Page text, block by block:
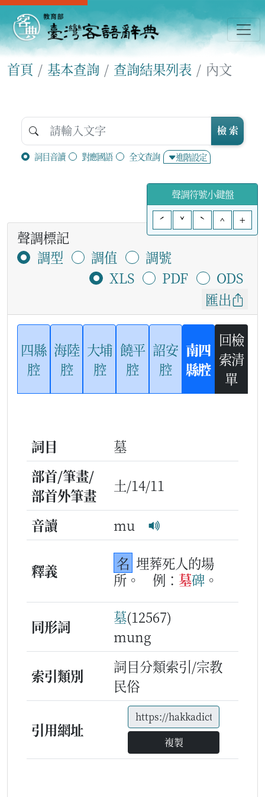
首頁 基本查詢 查詢結果列表 內文
詞目音讀 對應國語 全文查詢 進階設定
檢 索
聲調符號小鍵盤
ˊ
ˇ ˋ ^ +
聲調標記
調型
調值
調號
XLS
PDF
ODS
匯出
四縣
腔
海陸
腔
大埔
腔
饒平
腔
詔安
腔
南四
縣腔
回檢
索清
單
詞目
墓
部首/筆畫/
部首外筆畫
土/14/11
音讀 mu
釋義 名 埋葬死人的場
所。
例： 墓碑 。
同形詞 墓(12567)
mung
索引類別
詞目分類索引/宗教
民俗
引用網址
複製